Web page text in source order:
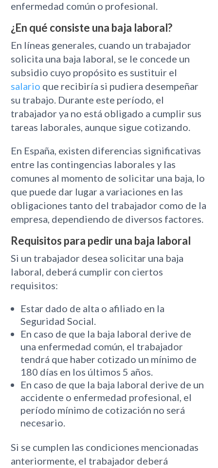
enfermedad común o profesional.
¿En qué consiste una baja laboral?
En líneas generales, cuando un trabajador
solicita una baja laboral, se le concede un
subsidio cuyo propósito es sustituir el
salario que recibiría si pudiera desempeñar
su trabajo. Durante este período, el
trabajador ya no está obligado a cumplir sus
tareas laborales, aunque sigue cotizando.
En España, existen diferencias significativas
entre las contingencias laborales y las
comunes al momento de solicitar una baja, lo
que puede dar lugar a variaciones en las
obligaciones tanto del trabajador como de la
empresa, dependiendo de diversos factores.
Requisitos para pedir una baja laboral
Si un trabajador desea solicitar una baja
laboral, deberá cumplir con ciertos
requisitos:
Estar dado de alta o afiliado en la
Seguridad Social.
En caso de que la baja laboral derive de
una enfermedad común, el trabajador
tendrá que haber cotizado un mínimo de
180 días en los últimos 5 años.
En caso de que la baja laboral derive de un
accidente o enfermedad profesional, el
período mínimo de cotización no será
necesario.
Si se cumplen las condiciones mencionadas
anteriormente, el trabajador deberá